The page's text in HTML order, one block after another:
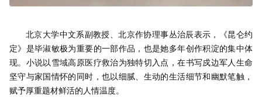
北京大学中文系副教授、北京作协理事丛治辰表示，《昆仑约
定》是毕淑敏极为重要的一部作品，也是她多年创作积淀的集中体
现。小说以雪域高原医疗救治为独特切入点，在书写戍边军人生命
坚守与家国情怀的同时，也以细腻、生动的生活细节和幽默笔触，
赋予厚重题材鲜活的人情温度。